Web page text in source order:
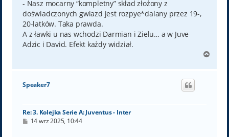
- Nasz mocarny “kompletny” skład złożony z
doświadczonych gwiazd jest rozpye*dalany przez 19-,
20-latków. Taka prawda.
A z ławki u nas wchodzi Darmian i Zielu… a w Juve
Adzic i David. Efekt każdy widział.
g
Speaker7
Re: 3. Kolejka Serie A: Juventus - Inter
P14 wrz 2025, 10:44